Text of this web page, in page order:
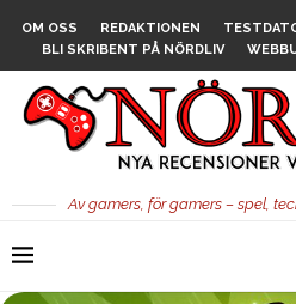
OM OSS REDAKTIONEN
BLI SKRIBENT PÅ NÖRDLIV
Av gamers, för gamers – spel,